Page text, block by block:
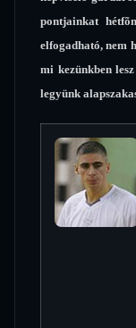
pontjainkat
elfogadható, nem
mi kezünkben
legyünk